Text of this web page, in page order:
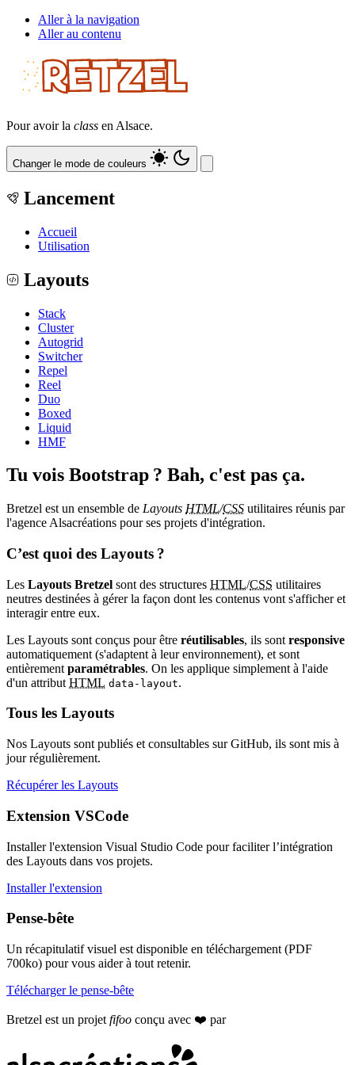
Aller à la navigation
Aller au contenu
Pour avoir la class en Alsace.
Changer le mode de couleurs
Lancement
Accueil
Utilisation
Layouts
Stack
Cluster
Autogrid
Switcher
Repel
Reel
Duo
Boxed
Liquid
HMF
Tu vois Bootstrap ? Bah, c'est pas ça.
Bretzel est un ensemble de Layouts HTML/CSS utilitaires réunis par
l'agence Alsacréations pour ses projets d'intégration.
C’est quoi des Layouts ?
Les Layouts Bretzel sont des structures HTML/CSS utilitaires
neutres destinées à gérer la façon dont les contenus vont s'afficher et
interagir entre eux.
Les Layouts sont conçus pour être réutilisables, ils sont responsive
automatiquement (s'adaptent à leur environnement), et sont
entièrement paramétrables. On les applique simplement à l'aide
d'un attribut HTML data-layout.
Tous les Layouts
Nos Layouts sont publiés et consultables sur GitHub, ils sont mis à
jour régulièrement.
Récupérer les Layouts
Extension VSCode
Installer l'extension Visual Studio Code pour faciliter l’intégration
des Layouts dans vos projets.
Installer l'extension
Pense-bête
Un récapitulatif visuel est disponible en téléchargement (PDF
700ko) pour vous aider à tout retenir.
Télécharger le pense-bête
Bretzel est un projet fifoo conçu avec ❤️ par